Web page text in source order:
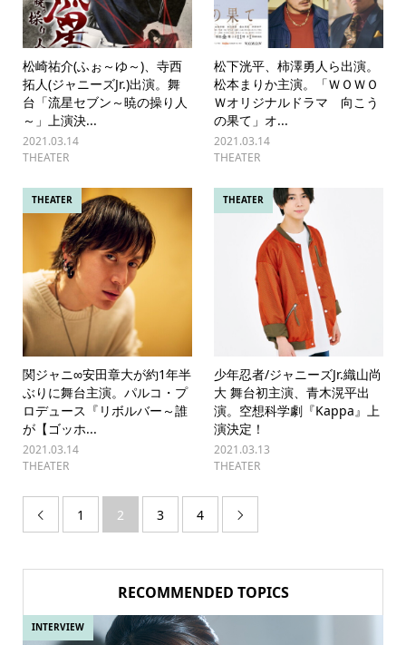
松崎祐介(ふぉ～ゆ～)、寺西
拓人(ジャニーズJr.)出演。舞
台「流星セブン～暁の操り人
～」上演決...
2021.03.14
THEATER
松下洸平、柿澤勇人ら出演。
松本まりか主演。「ＷＯＷＯ
Ｗオリジナルドラマ 向こう
の果て」オ...
2021.03.14
THEATER
THEATER
関ジャニ∞安田章大が約1年半
ぶりに舞台主演。パルコ・プ
ロデュース『リボルバー～誰
が【ゴッホ...
2021.03.14
THEATER
THEATER
少年忍者/ジャニーズJr.織山尚
大 舞台初主演、青木滉平出
演。空想科学劇『Kappa』上
演決定！
2021.03.13
THEATER
 1 2 3 4 
RECOMMENDED TOPICS
INTERVIEW